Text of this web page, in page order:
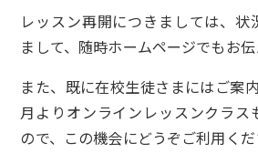
レッスン再開につきましては、状
まして、随時ホームページでもお伝
また、既に在校生徒さまにはご案
月よりオンラインレッスンクラス
ので、この機会にどうぞご利用くだ